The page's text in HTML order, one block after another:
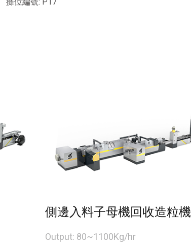
側邊入料子母機回收造粒機
Output: 80~1100Kg/hr